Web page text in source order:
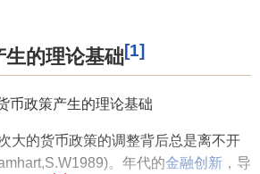
生的理论基础[1]
币政策产生的理论基础
的货币政策的调整背后总是离不开
。年代的金融创新 ，导